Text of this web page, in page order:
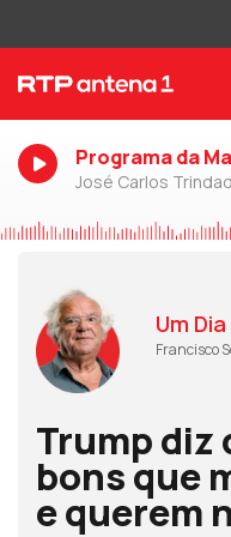
Programa da
José Carlos
Um
Francisco
Trump diz
bons que
e querem